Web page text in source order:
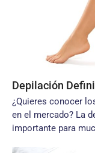
Depilación
¿Quieres conocer
en el mercado? La
importante para